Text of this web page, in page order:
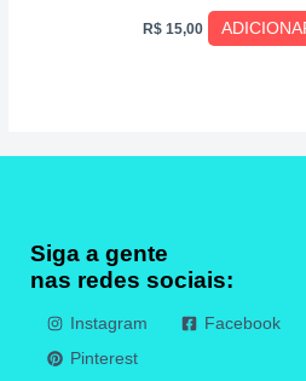
R$ 15,00
Siga a gente
nas redes sociais:
Instagram Facebook
Pinterest